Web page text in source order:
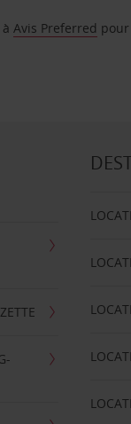
àAvis Preferred